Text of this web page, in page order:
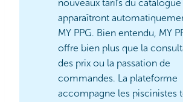
nouveaux tarifs du catalogue
apparaîtront
MY PPG. Bien entendu, MY
offre bien plus que la
des prix ou la passation de
commandes. La plateforme
accompagne les piscinistes